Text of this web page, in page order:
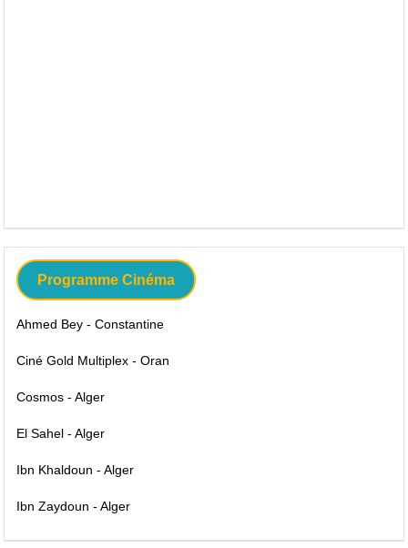
Programme Cinéma
Ahmed Bey - Constantine
Ciné Gold Multiplex - Oran
Cosmos - Alger
El Sahel - Alger
Ibn Khaldoun - Alger
Ibn Zaydoun - Alger